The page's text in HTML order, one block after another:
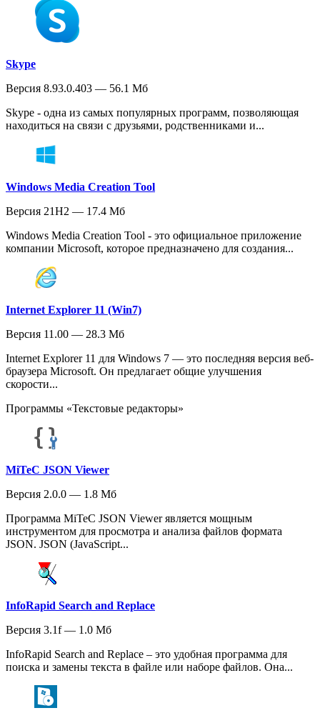
Skype
Версия 8.93.0.403 — 56.1 Мб
Skype - одна из самых популярных программ, позволяющая
находиться на связи с друзьями, родственниками и...
Windows Media Creation Tool
Версия 21H2 — 17.4 Мб
Windows Media Creation Tool - это официальное приложение
компании Microsoft, которое предназначено для создания...
Internet Explorer 11 (Win7)
Версия 11.00 — 28.3 Мб
Internet Explorer 11 для Windows 7 — это последняя версия веб-
браузера Microsoft. Он предлагает общие улучшения
скорости...
Программы «Текстовые редакторы»
MiTeC JSON Viewer
Версия 2.0.0 — 1.8 Мб
Программа MiTeC JSON Viewer является мощным
инструментом для просмотра и анализа файлов формата
JSON. JSON (JavaScript...
InfoRapid Search and Replace
Версия 3.1f — 1.0 Мб
InfoRapid Search and Replace – это удобная программа для
поиска и замены текста в файле или наборе файлов. Она...